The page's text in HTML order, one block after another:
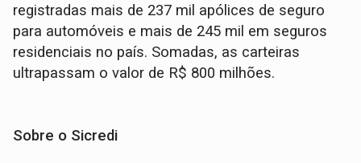
registradas mais de 237 mil apólices de seguro
para automóveis e mais de 245 mil em seguros
residenciais no país. Somadas, as carteiras
ultrapassam o valor de R$ 800 milhões.
Sobre o Sicredi